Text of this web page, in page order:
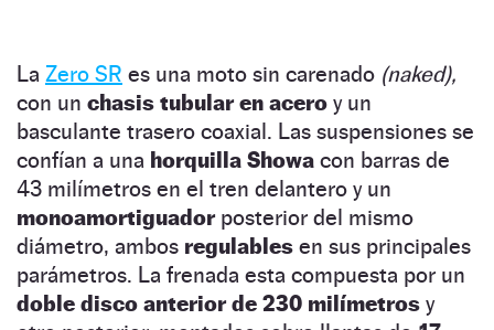
La Zero SR es una moto sin carenado (naked),
con un chasis tubular en acero y un
basculante trasero coaxial. Las suspensiones se
confían a una horquilla Showa con barras de
43 milímetros en el tren delantero y un
monoamortiguador posterior del mismo
diámetro, ambos regulables en sus principales
parámetros. La frenada esta compuesta por un
doble disco anterior de 230 milímetros y